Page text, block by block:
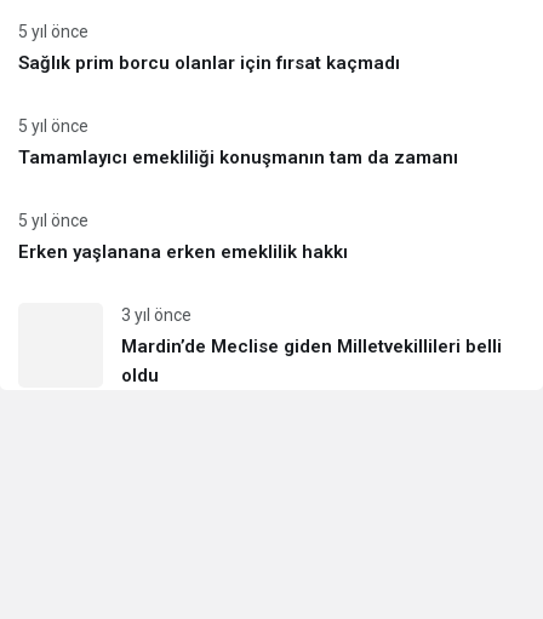
5 yıl önce
Sağlık prim borcu olanlar için fırsat kaçmadı
5 yıl önce
Tamamlayıcı emekliliği konuşmanın tam da zamanı
5 yıl önce
Erken yaşlanana erken emeklilik hakkı
3 yıl önce
Mardin’de Meclise giden Milletvekillileri belli
oldu